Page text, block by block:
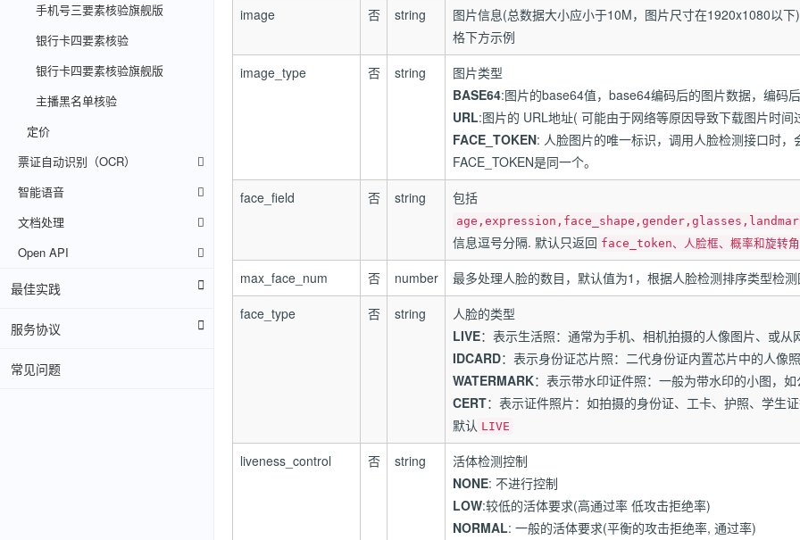
手机号三要素核验旗舰版
银行卡四要素核验
银行卡四要素核验旗舰版
主播黑名单核验
定价
票证自动识别（OCR）
智能语音
文档处理
Open API
最佳实践
服务协议
常见问题
image 否 string
图片信息(总数据大小应小于10M，图片尺寸在1920x1080以
格下方示例
image_type
否 string
图片类型
BASE64:图片的base64值，base64编码后的图片数据，编码
URL:图片的 URL地址( 可能由于网络等原因导致下载图片时间
FACE_TOKEN: 人脸图片的唯一标识，调用人脸检测接口时
FACE_TOKEN是同一个。
face_field
否 string 包括
信息逗号分隔. 默认只返回 face_token、人脸框、概率和旋转
max_face_num 否 number
最多处理人脸的数目，默认值为1，根据人脸检测排序类型检
face_type
否 string
人脸的类型
LIVE：表示生活照：通常为手机、相机拍摄的人像图片、或从
IDCARD：表示身份证芯片照：二代身份证内置芯片中的人像照
WATERMARK：表示带水印证件照：一般为带水印的小图，如
CERT：表示证件照片：如拍摄的身份证、工卡、护照、学生
默认 LIVE
liveness_control 否 string
活体检测控制
NONE: 不进行控制
LOW:较低的活体要求(高通过率 低攻击拒绝率)
NORMAL: 一般的活体要求(平衡的攻击拒绝率, 通过率)